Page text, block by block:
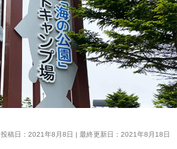
投稿日：2021年8月8日 | 最終更新日：2021年8月18日